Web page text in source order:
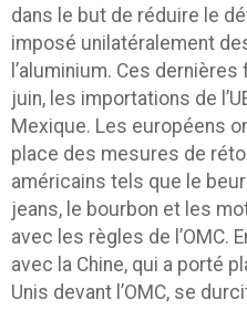
dans le but de réduire le
imposé unilatéralement
l’aluminium. Ces
juin, les importations de
Mexique. Les européens
place des mesures de
américains tels que le
jeans, le bourbon et les
avec les règles de l’OMC.
avec la Chine, qui a porté
Unis devant l’OMC, se